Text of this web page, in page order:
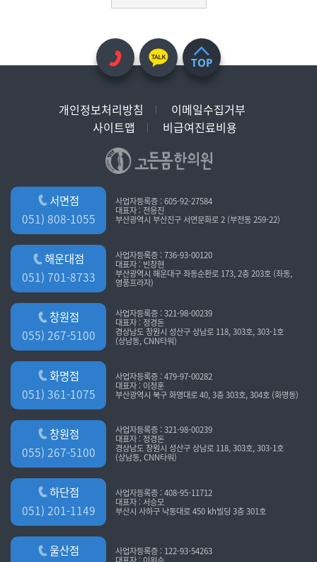
TOP
개인정보처리방침
이메일수집거부
사이트맵
비급여진료비용
서면점
051) 808-1055
사업자등록증 : 605-92-27584
대표자 : 전응진
부산광역시 부산진구 서면문화로 2 (부전동 259-22)
해운대점
051) 701-8733
사업자등록증 : 736-93-00120
대표자 : 빈창현
부산광역시 해운대구 좌동순환로 173, 2층 203호 (좌동,
영풍프라자)
창원점
055) 267-5100
사업자등록증 : 321-98-00239
대표자 : 정경돈
경상남도 창원시 성산구 상남로 118, 303호, 303-1호
(상남동, CNN타워)
화명점
051) 361-1075
사업자등록증 : 479-97-00282
대표자 : 이정훈
부산광역시 북구 화명대로 40, 3층 303호, 304호 (화명동)
창원점
055) 267-5100
사업자등록증 : 321-98-00239
대표자 : 정경돈
경상남도 창원시 성산구 상남로 118, 303호, 303-1호
(상남동, CNN타워)
하단점
051) 201-1149
사업자등록증 : 408-95-11712
대표자 : 서승모
부산시 사하구 낙동대로 450 kh빌딩 3층 301호
울산점
사업자등록증 : 122-93-54263